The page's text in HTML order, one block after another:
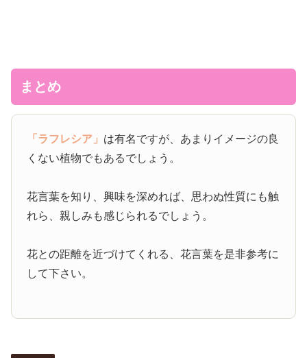
まとめ
「ラフレシア」 は有名ですが、あまりイメージの良
くない植物でもあるでしょう。
花言葉を知り、興味を深めれば、思わぬ性質にも触
れら、親しみも感じられるでしょう。
花との距離を近づけてくれる、花言葉を是非参考に
して下さい。